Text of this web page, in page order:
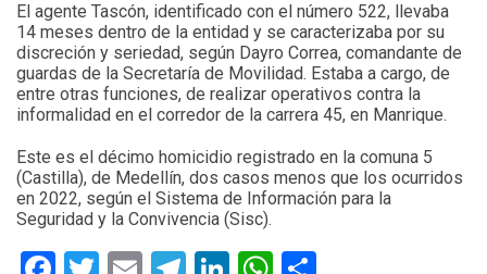
El agente Tascón, identificado con el número 522, llevaba
14 meses dentro de la entidad y se caracterizaba por su
discreción y seriedad, según Dayro Correa, comandante de
guardas de la Secretaría de Movilidad. Estaba a cargo, de
entre otras funciones, de realizar operativos contra la
informalidad en el corredor de la carrera 45, en Manrique.
Este es el décimo homicidio registrado en la comuna 5
(Castilla), de Medellín, dos casos menos que los ocurridos
en 2022, según el Sistema de Información para la
Seguridad y la Convivencia (Sisc).